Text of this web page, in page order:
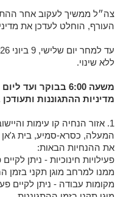
צה״ל ממשיך לעקוב אחר
העורף, הוחלט לעדכן את
ללא שינוי.
מדיניות ההתגוננות
1. אזור הנחיה קו עימות
המעלה, כסרא-סמיע, בית ג'אן
את ההנחיות הבאות:
פעילויות חינוכיות - ניתן
ממנו למרחב מוגן תקני בזמן
מקומות עבודה - ניתן לקיים